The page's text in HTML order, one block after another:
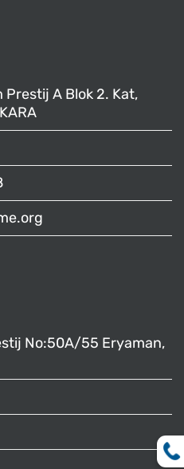
Prestij A Blok 2. Kat,
No:50A/55 Eryaman,